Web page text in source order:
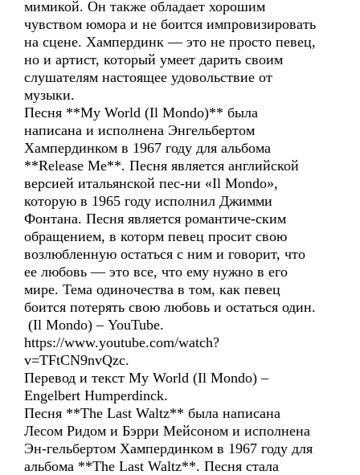
мимикой. Он также обладает хорошим
чувством юмора и не боится импровизировать
на сцене. Хампердинк — это не просто певец,
но и артист, который умеет дарить своим
слушателям настоящее удовольствие от
музыки.
Песня **My World (Il Mondo)** была
написана и исполнена Энгельбертом
Хампердинком в 1967 году для альбома
**Release Me**. Песня является английской
версией итальянской пес-ни «Il Mondo»,
которую в 1965 году исполнил Джимми
Фонтана. Песня является романтиче-ским
обращением, в которм певец просит свою
возлюбленную остаться с ним и говорит, что
ее любовь — это все, что ему нужно в его
мире. Тема одиночества в том, как певец
боится потерять свою любовь и остаться один.
(Il Mondo) – YouTube.
https://www.youtube.com/watch?
v=TFtCN9nvQzc.
Перевод и текст My World (Il Mondo) –
Engelbert Humperdinck.
Песня **The Last Waltz** была написана
Лесом Ридом и Бэрри Мейсоном и исполнена
Эн-гельбертом Хампердинком в 1967 году для
альбома **The Last Waltz**. Песня стала